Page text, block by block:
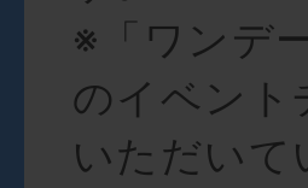
※「ワンデ
のイベント
いただいて